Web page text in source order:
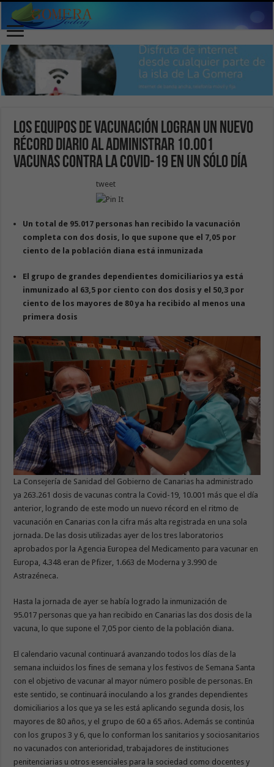
Los equipos de vacunación logran un nuevo
récord diario al administrar 10.001
vacunas contra la Covid-19 en un sólo día
tweet
Un total de 95.017 personas han recibido la vacunación
completa con dos dosis, lo que supone que el 7,05 por
ciento de la población diana está inmunizada
El grupo de grandes dependientes domiciliarios ya está
inmunizado al 63,5 por ciento con dos dosisy el 50,3 por
ciento de los mayores de 80 ya ha recibido al menos una
primera dosis
La Consejería de Sanidad del Gobierno de Canarias ha administrado
ya 263.261 dosis de vacunas contra la Covid-19, 10.001 más que el día
anterior, logrando de este modo un nuevo récord en el ritmo de
vacunación en Canarias con la cifra más alta registrada en una sola
jornada. De las dosis utilizadas ayer de los tres laboratorios
aprobados por la Agencia Europea del Medicamento para vacunar en
Europa, 4.348 eran de Pfizer, 1.663 de Moderna y 3.990 de
Astrazéneca.
Hasta la jornada de ayer se había logrado la inmunización de
95.017 personas que ya han recibido en Canarias las dos dosis de la
vacuna, lo que supone el 7,05 por ciento de la población diana.
El calendario vacunal continuará avanzando todos los días de la
semana incluidos los fines de semana y los festivos de Semana Santa
con el objetivo de vacunar al mayor número posible de personas. En
este sentido, se continuará inoculando a los grandes dependientes
domiciliarios a los que ya se les está aplicando segunda dosis, los
mayores de 80 años, y el grupo de 60 a 65 años. Además se continúa
con los grupos 3 y 6, que lo conforman los sanitarios y sociosanitarios
no vacunados con anterioridad, trabajadores de instituciones
penitenciarias u otros esenciales para la sociedad como docentes y